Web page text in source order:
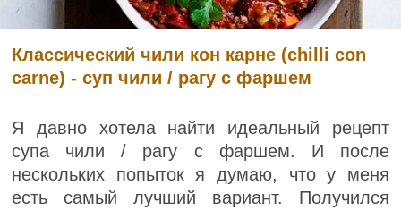
Классический чили кон карне (chilli con
carne) - суп чили / рагу с фаршем
Я давно хотела найти идеальный рецепт
супа чили / рагу с фаршем. И после
нескольких попыток я думаю, что у меня
есть самый лучший вариант. Получился